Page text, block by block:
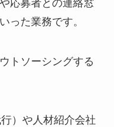
応募者との連絡窓
った業務です。
トソーシングする
）や人材紹介会社